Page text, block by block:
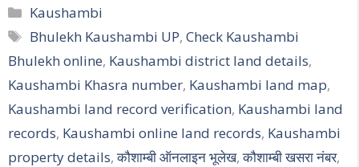
Categories
Kaushambi
Tags
Bhulekh Kaushambi UP,Check Kaushambi
Bhulekh online, Kaushambi district land details,
Kaushambi Khasra number, Kaushambi land map,
Kaushambi land record verification, Kaushambi land
records, Kaushambi online land records, Kaushambi
property details,कौशाम्बी ऑनलाइन भूलेख,कौशाम्बी खसरा नंबर,